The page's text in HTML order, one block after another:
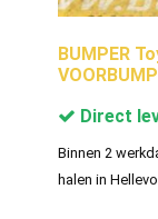
BUMPER
Direct
Binnen 2
halen in